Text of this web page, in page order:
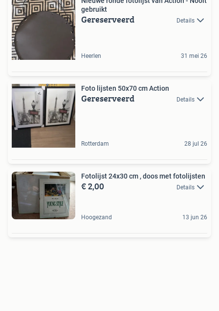
gebruikt
Gereserveerd Details
Heerlen 31 mei 26
Foto lijsten 50x70 cm Action
Gereserveerd Details
Rotterdam 28 jul 26
Fotolijst 24x30 cm , doos met fotolijsten
€ 2,00 Details
Hoogezand 13 jun 26